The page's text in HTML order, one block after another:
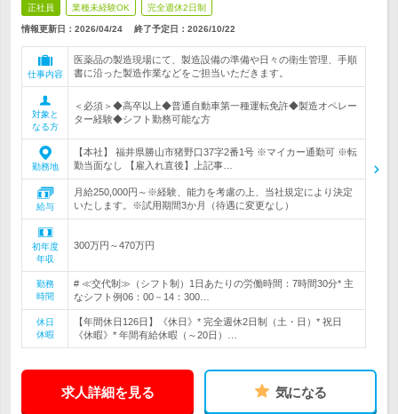
正社員 業種未経験OK 完全週休2日制
情報更新日：2026/04/24 終了予定日： 2026/10/22
仕事内容
医薬品の製造現場にて、製造設備の準備や日々の衛生管理、手順
書に沿った製造作業などをご担当いただきます。
対象と
なる方
＜必須＞◆高卒以上◆普通自動車第一種運転免許◆製造オペレー
ター経験◆シフト勤務可能な方
勤務地
【本社】 福井県勝山市猪野口37字2番1号 ※マイカー通勤可 ※転
勤当面なし 【雇入れ直後】上記事…
給与
月給250,000円～※経験、能力を考慮の上、当社規定により決定
いたします。※試用期間3か月（待遇に変更なし）
初年度
年収
300万円～470万円
勤務
時間
# ≪交代制≫（シフト制）1日あたりの労働時間：7時間30分* 主
なシフト例06：00－14：300…
休日
休暇
【年間休日126日】《休日》* 完全週休2日制（土・日）* 祝日
《休暇》* 年間有給休暇（～20日）…
求人詳細を見る 気になる